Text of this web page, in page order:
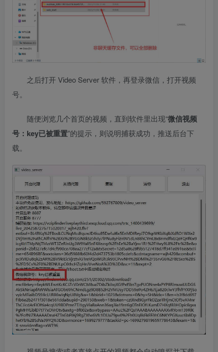
之后打开 Video Server 软件，再登录微信，打开视频
号。
随便浏览几个首页的视频，直到软件里出现“微信视频
号：key已被重置”的提示，则说明捕获成功，推送后台下
载。